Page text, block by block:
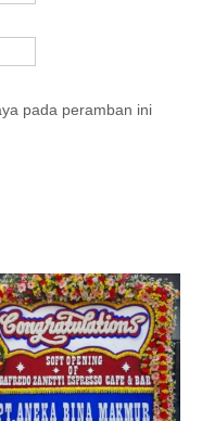
pada peramban ini